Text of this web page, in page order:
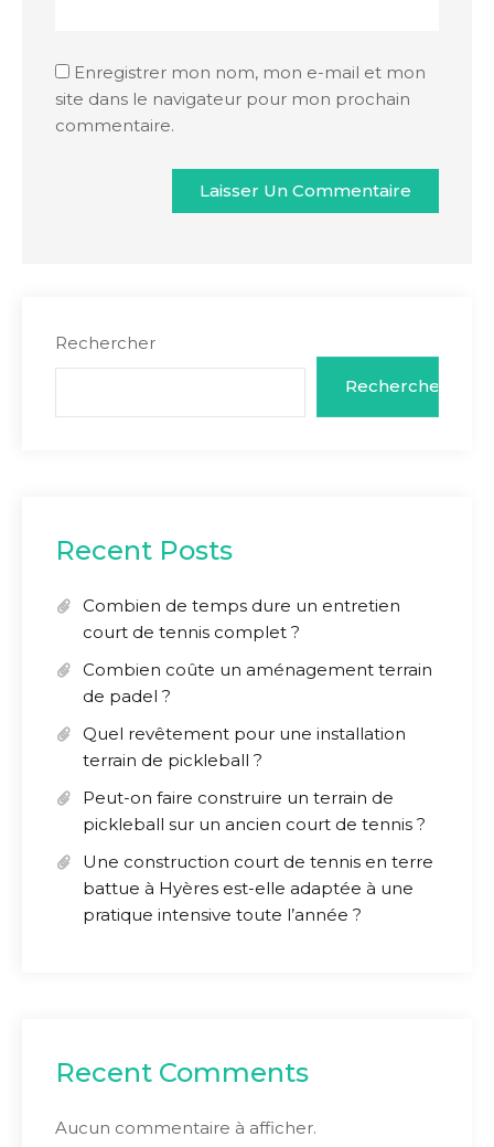
Enregistrer mon nom, mon e-mail et mon
site dans le navigateur pour mon prochain
commentaire.
Rechercher
Rechercher
Recent Posts
Combien de temps dure un entretien
court de tennis complet ?
Combien coûte un aménagement terrain
de padel ?
Quel revêtement pour une installation
terrain de pickleball ?
Peut-on faire construire un terrain de
pickleball sur un ancien court de tennis ?
Une construction court de tennis en terre
battue à Hyères est-elle adaptée à une
pratique intensive toute l’année ?
Recent Comments
Aucun commentaire à afficher.